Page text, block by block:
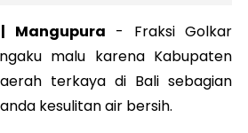
Mangupura - Fraksi Golkar
malu karena Kabupaten
terkaya di Bali sebagian
kesulitan air bersih.